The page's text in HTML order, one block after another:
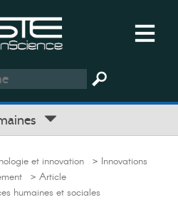
et innovation > Innovations
> Article
humaines et sociales